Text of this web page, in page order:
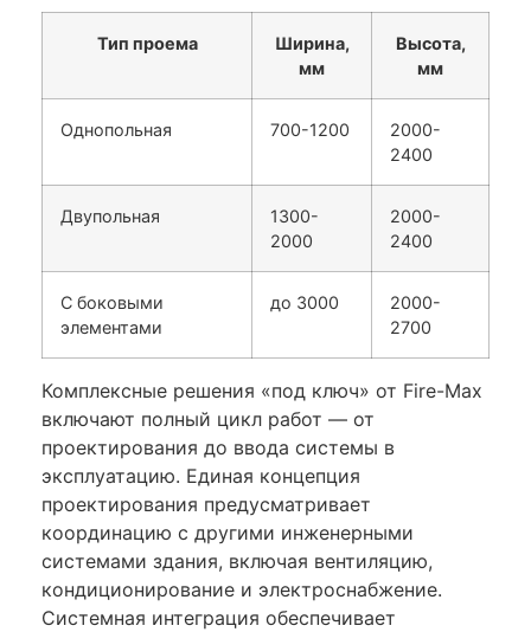
Тип проема
Ширина,
мм
Высота,
мм
Однопольная 700-1200
2000-
2400
Двупольная
1300-
2000
2000-
2400
С боковыми
элементами
до 3000
2000-
2700
Комплексные решения «под ключ» от Fire-Max
включают полный цикл работ — от
проектирования до ввода системы в
эксплуатацию. Единая концепция
проектирования предусматривает
координацию с другими инженерными
системами здания, включая вентиляцию,
кондиционирование и электроснабжение.
Системная интеграция обеспечивает